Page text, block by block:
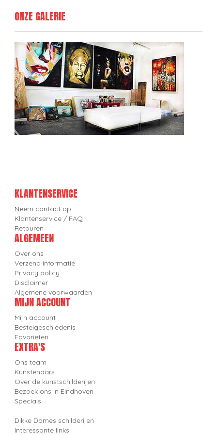
ONZE GALERIE
KLANTENSERVICE
Neem contact op
Klantenservice / FAQ
Retouren
ALGEMEEN
Over ons
Verzend informatie
Privacy policy
Disclaimer
Algemene voorwaarden
MIJN ACCOUNT
Mijn account
Bestelgeschiedenis
Favorieten
EXTRA'S
Ons team
Kunstenaars
Over de kunstschilderijen
Bezoek ons in Eindhoven
Specials
Dikke Dames schilderijen
Interessante links